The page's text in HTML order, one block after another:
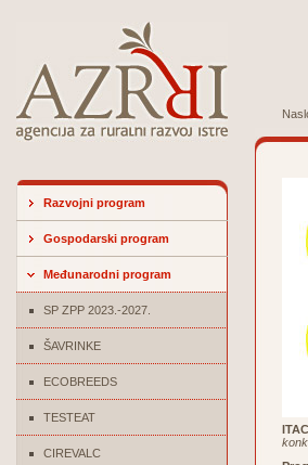
Razvojni program
Gospodarski program
Međunarodni program
SP ZPP 2023.-2027.
ŠAVRINKE
ECOBREEDS
TESTEAT
CIREVALC